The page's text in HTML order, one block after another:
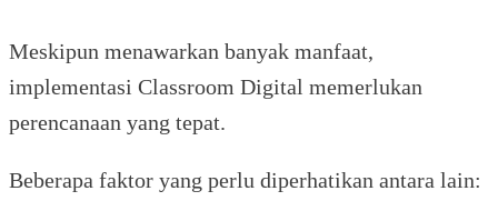
Meskipun menawarkan banyak manfaat,
implementasi Classroom Digital memerlukan
perencanaan yang tepat.
Beberapa faktor yang perlu diperhatikan antara lain: